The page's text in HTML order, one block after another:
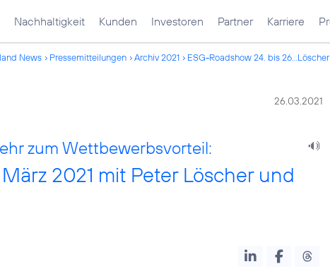
Nachhaltigkeit Kunden Investoren Partner Karriere
News Pressemitteilungen Archiv 2021 ESG-Roadshow 24. bis
26.03.2021
zum Wettbewerbsvorteil:
2021 mit Peter Löscher und